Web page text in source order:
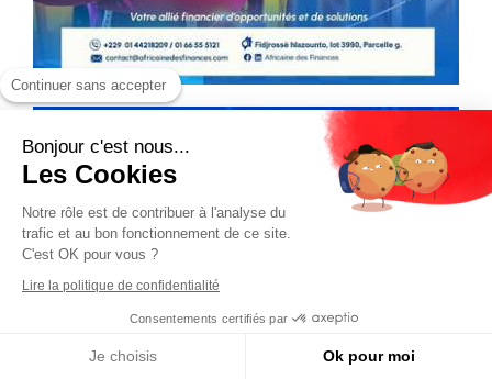
Continuer sans accepter
Bonjour c'est nous...
Les Cookies
Notre rôle est de contribuer à l'analyse du
trafic et au bon fonctionnement de ce site.
C'est OK pour vous ?
Lire la politique de confidentialité
Consentements certifiés par
Je choisis Ok pour moi